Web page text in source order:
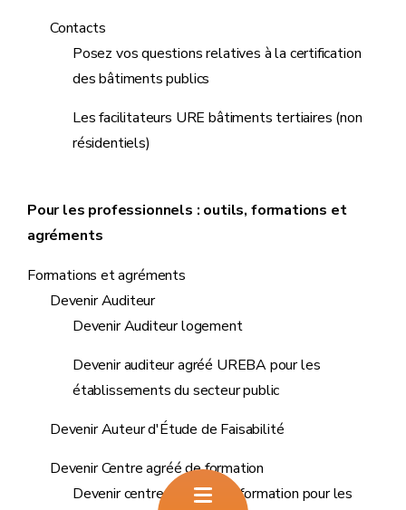
Contacts
Posez vos questions relatives à la certification
des bâtiments publics
Les facilitateurs URE bâtiments tertiaires (non
résidentiels)
Pour les professionnels : outils, formations et
agréments
Formations et agréments
Devenir Auditeur
Devenir Auditeur logement
Devenir auditeur agréé UREBA pour les
établissements du secteur public
Devenir Auteur d'Étude de Faisabilité
Devenir Centre agréé de formation
Devenir centres agréés de formation pour les